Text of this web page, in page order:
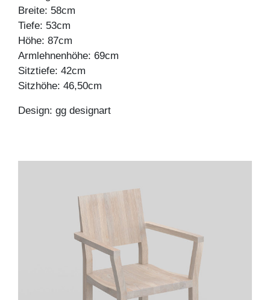
Breite: 58cm
Tiefe: 53cm
Höhe: 87cm
Armlehnenhöhe: 69cm
Sitztiefe: 42cm
Sitzhöhe: 46,50cm
Design: gg designart